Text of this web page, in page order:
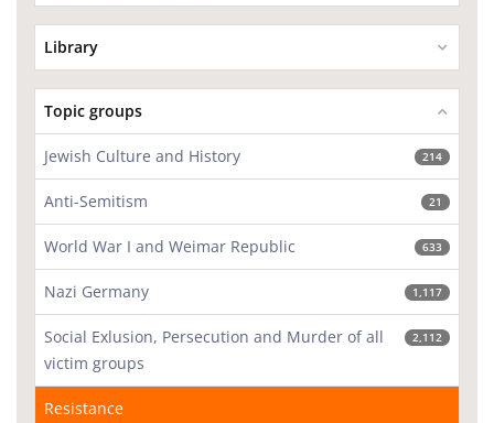
Library
Topic groups
Jewish Culture and History 214
Anti-Semitism 21
World War I and Weimar Republic 633
Nazi Germany 1,117
Social Exlusion, Persecution and Murder of all
victim groups
2,112
Resistance